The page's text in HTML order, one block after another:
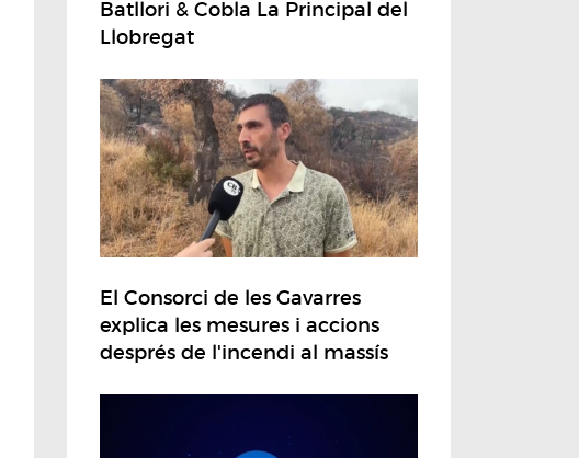
Batllori & Cobla La Principal del
Llobregat
El Consorci de les Gavarres
explica les mesures i accions
després de l'incendi al massís